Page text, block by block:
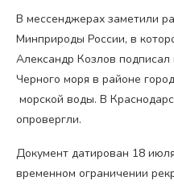
В мессенджерах заметили
Минприроды России, в
Александр Козлов
Черного моря в районе
морской воды. В
опровергли.
Документ датирован 18
временном ограничении